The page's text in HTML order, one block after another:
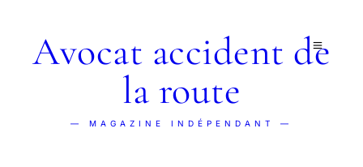
Avocat accident de
la route
— MAGAZINE INDÉPENDANT —